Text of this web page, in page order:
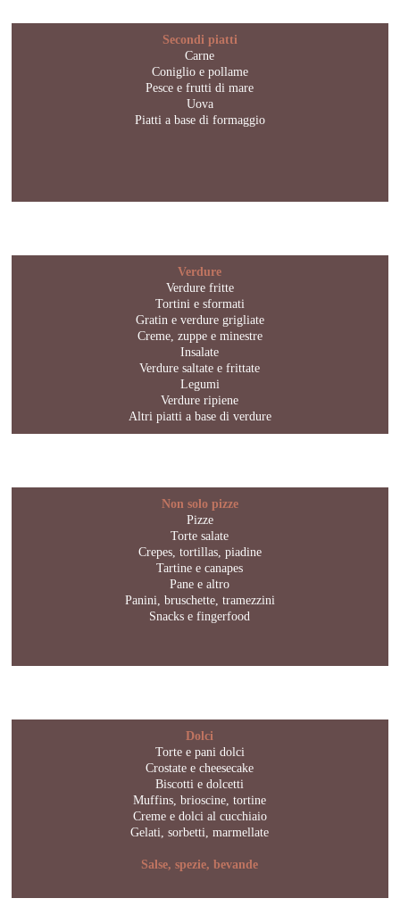
Secondi piatti
Carne
Coniglio e pollame
Pesce e frutti di mare
Uova
Piatti a base di formaggio
Verdure
Verdure fritte
Tortini e sformati
Gratin e verdure grigliate
Creme, zuppe e minestre
Insalate
Verdure saltate e frittate
Legumi
Verdure ripiene
Altri piatti a base di verdure
Non solo pizze
Pizze
Torte salate
Crepes, tortillas, piadine
Tartine e canapes
Pane e altro
Panini, bruschette, tramezzini
Snacks e fingerfood
Dolci
Torte e pani dolci
Crostate e cheesecake
Biscotti e dolcetti
Muffins, brioscine, tortine
Creme e dolci al cucchiaio
Gelati, sorbetti, marmellate
Salse, spezie, bevande